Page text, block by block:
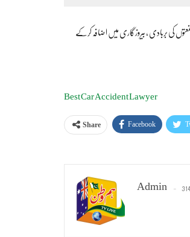
کی بربادی ، بیروزگاری میں اضافہ کرکے
Best Car Accident Lawyer
Share Facebook
Admin